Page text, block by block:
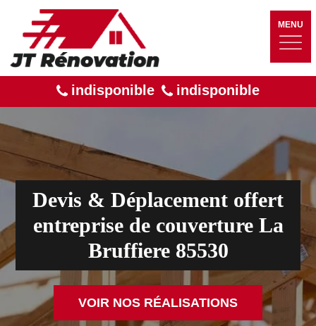
MENU
indisponible indisponible
Devis & Déplacement offert
entreprise de couverture La
Bruffiere 85530
VOIR NOS RÉALISATIONS